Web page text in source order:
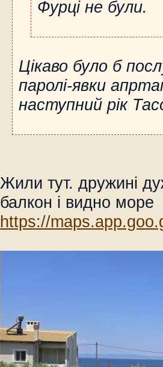
Фурці не були.
Цікаво було б
паролі-явки
наступний рік
Жили тут. дружині
балкон і видно море
https://